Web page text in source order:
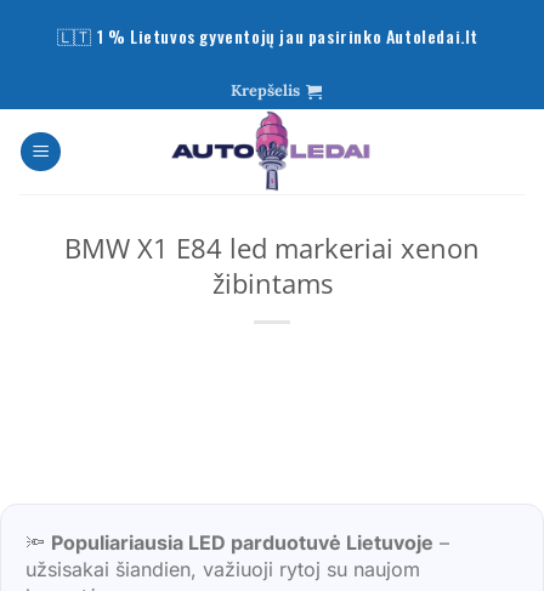
🇱🇹 1 % Lietuvos gyventojų jau pasirinko Autoledai.lt
Krepšelis
BMW X1 E84 led markeriai xenon
žibintams
🔦 Populiariausia LED parduotuvė Lietuvoje –
užsisakai šiandien, važiuoji rytoj su naujom